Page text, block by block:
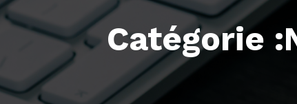
Catégorie